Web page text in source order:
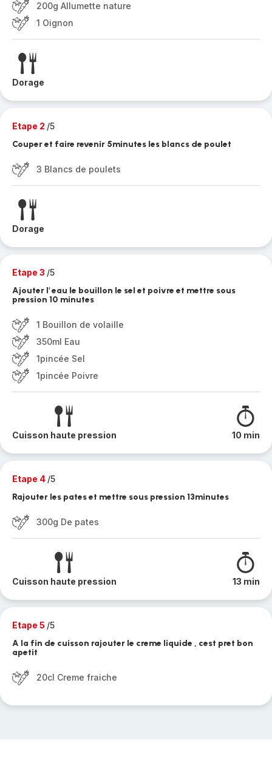
200g Allumette nature
1 Oignon
Dorage
Etape 2 /5
Couper et faire revenir 5minutes les blancs de poulet
3 Blancs de poulets
Dorage
Etape 3 /5
Ajouter l' eau le bouillon le sel et poivre et mettre sous
pression 10 minutes
1 Bouillon de volaille
350ml Eau
1pincée Sel
1pincée Poivre
Cuisson haute pression 10 min
Etape 4 /5
Rajouter les pates et mettre sous pression 13minutes
300g De pates
Cuisson haute pression 13 min
Etape 5 /5
A la fin de cuisson rajouter le creme liquide , cest pret bon
apetit
20cl Creme fraiche